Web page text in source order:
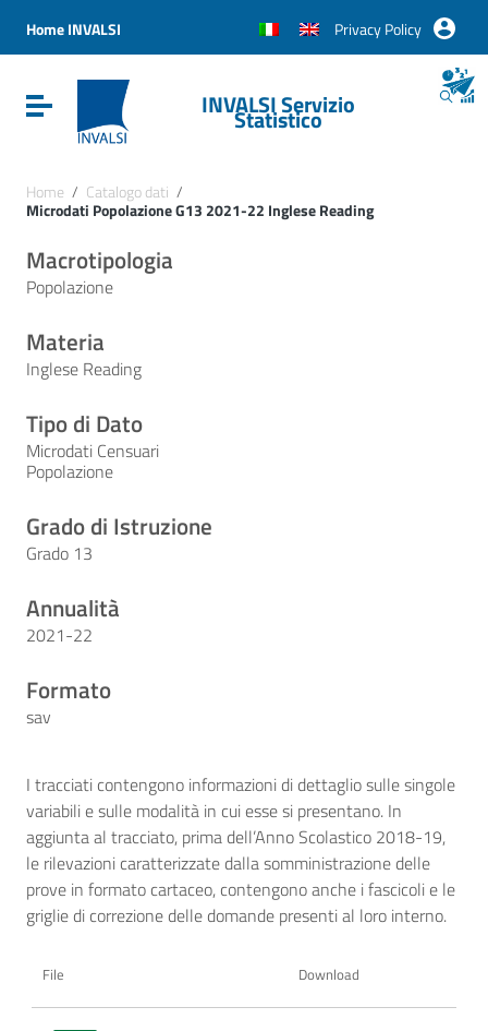
Vai al menu di navigazione
Vai al footer
Home INVALSI Privacy Policy
Attiva / disattiva la navigazioneINVALSI Servizio
Statistico
Home / Catalogo dati /
Microdati Popolazione G13 2021-22 Inglese Reading
Macrotipologia
Popolazione
Materia
Inglese Reading
Tipo di Dato
Microdati Censuari
Popolazione
Grado di Istruzione
Grado 13
Annualità
2021-22
Formato
sav
I tracciati contengono informazioni di dettaglio sulle singole
variabili e sulle modalità in cui esse si presentano. In
aggiunta al tracciato, prima dell’Anno Scolastico 2018-19,
le rilevazioni caratterizzate dalla somministrazione delle
prove in formato cartaceo, contengono anche i fascicoli e le
griglie di correzione delle domande presenti al loro interno.
File Download